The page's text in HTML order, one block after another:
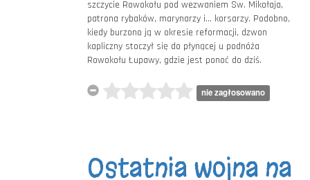
szczycie Rowokołu pod wezwaniem Sw. Mikołaja,
patrona rybaków, marynarzy i... korsarzy. Podobno,
kiedy burzono ją w okresie reformacji, dzwon
kapliczny stoczył się do płynącej u podnóża
Rowokołu Łupawy, gdzie jest ponoć do dziś.
nie zagłosowano
Ostatnia wojna na